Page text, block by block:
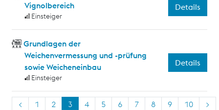
Vignolbereich
Einsteiger
Details
Grundlagen der
Weichenvermessung und -prüfung
sowie Weicheneinbau
Einsteiger
Details
< 1 2 3 4 5 6 7 8 9 10 >